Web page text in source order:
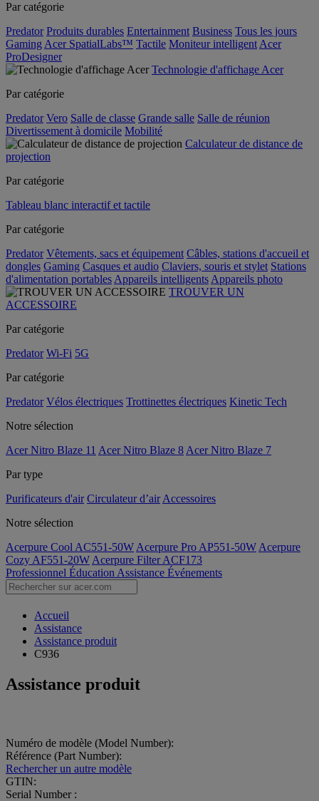
Par catégorie
Predator Produits durables Entertainment Business Tous les jours
Gaming Acer SpatialLabs™ Tactile Moniteur intelligent Acer
ProDesigner
Technologie d'affichage Acer
Par catégorie
Predator Vero Salle de classe Grande salle Salle de réunion
Divertissement à domicile Mobilité
Calculateur de distance de
projection
Par catégorie
Tableau blanc interactif et tactile
Par catégorie
Predator Vêtements, sacs et équipement Câbles, stations d'accueil et
dongles Gaming Casques et audio Claviers, souris et stylet Stations
d'alimentation portables Appareils intelligents Appareils photo
TROUVER UN
ACCESSOIRE
Par catégorie
Predator Wi-Fi 5G
Par catégorie
Predator Vélos électriques Trottinettes électriques Kinetic Tech
Notre sélection
Acer Nitro Blaze 11 Acer Nitro Blaze 8 Acer Nitro Blaze 7
Par type
Purificateurs d'air Circulateur d’air Accessoires
Notre sélection
Acerpure Cool AC551-50W Acerpure Pro AP551-50W Acerpure
Cozy AF551-20W Acerpure Filter ACF173
Professionnel Éducation Assistance Événements
Accueil
Assistance
Assistance produit
C936
Assistance produit
Numéro de modèle (Model Number):
Référence (Part Number):
Rechercher un autre modèle
GTIN:
Serial Number :